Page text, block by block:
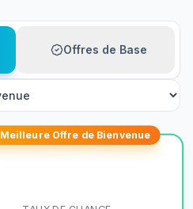
Offres de Base
Meilleure Offre de Bienvenue